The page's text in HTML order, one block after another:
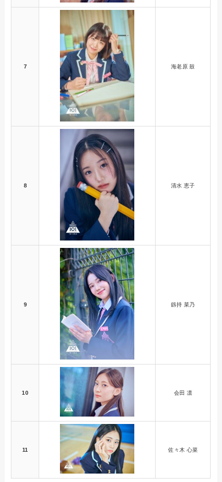
7 海老原 鼓
8 清水 恵子
9 釼持 菜乃
10 会田 凛
11 佐々木 心菜